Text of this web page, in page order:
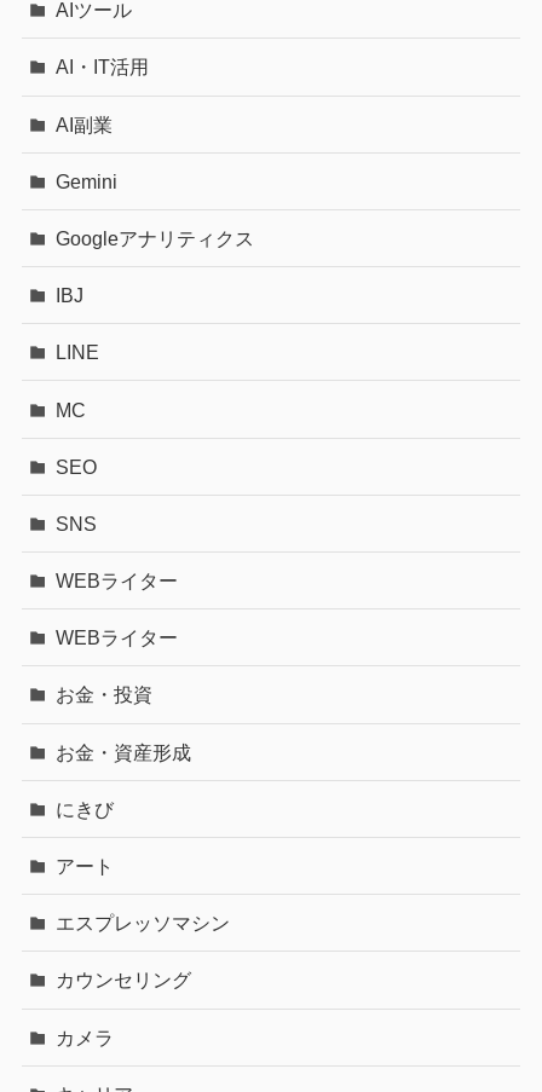
AIツール
AI・IT活用
AI副業
Gemini
Googleアナリティクス
IBJ
LINE
MC
SEO
SNS
WEBライター
WEBライター
お金・投資
お金・資産形成
にきび
アート
エスプレッソマシン
カウンセリング
カメラ